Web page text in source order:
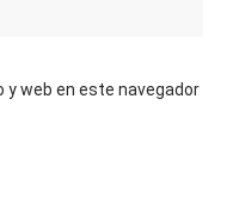
y web en este navegador